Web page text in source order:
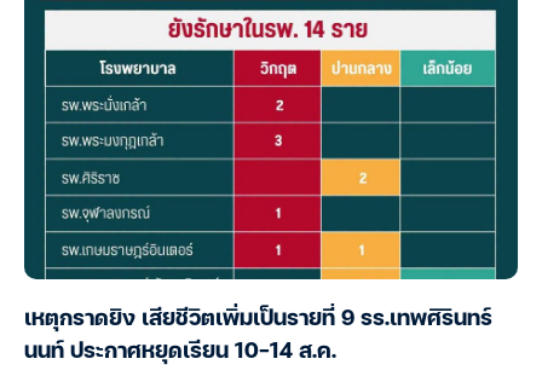
เหตุกราดยิง เสียชีวิตเพิ่มเป็นรายที่ 9 รร.เทพศิรินทร์
นนท์ ประกาศหยุดเรียน 10-14 ส.ค.